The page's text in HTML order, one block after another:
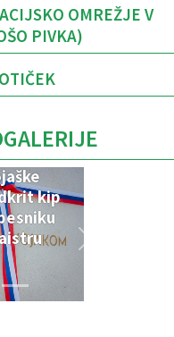
OMREŽJE V
PIVKA)
kip